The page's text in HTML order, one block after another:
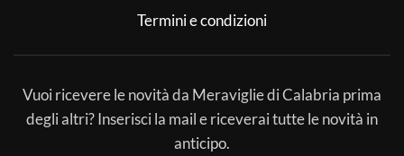
Termini e condizioni
Vuoi ricevere le novità da Meraviglie di Calabria prima
degli altri? Inserisci la mail e riceverai tutte le novità in
anticipo.